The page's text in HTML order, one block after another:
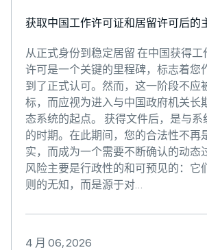
获取中国工作许可证和居留许可后的
从正式身份到稳定居留 在中国获得工
许可是一个关键的里程碑，标志着您
到了正式认可。然而，这一阶段不应
标，而应视为进入与中国政府机关长
态系统的起点。 获得文件后，是与系
的时期。在此期间，您的合法性不再
实，而成为一个需要不断确认的动态
风险主要是行政性的和可预见的：它
则的无知，而是源于对…
4 月 06, 2026